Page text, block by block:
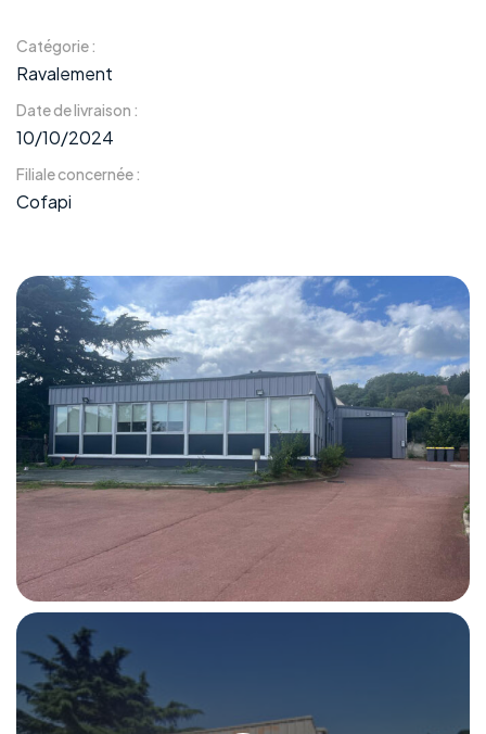
Catégorie :
Ravalement
Date de livraison :
10/10/2024
Filiale concernée :
Cofapi